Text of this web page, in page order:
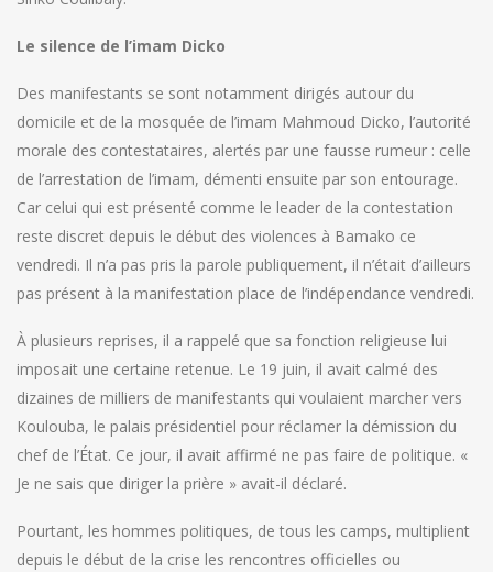
Le silence de l’imam Dicko
Des manifestants se sont notamment dirigés autour du
domicile et de la mosquée de l’imam Mahmoud Dicko, l’autorité
morale des contestataires, alertés par une fausse rumeur : celle
de l’arrestation de l’imam, démenti ensuite par son entourage.
Car celui qui est présenté comme le leader de la contestation
reste discret depuis le début des violences à Bamako ce
vendredi. Il n’a pas pris la parole publiquement, il n’était d’ailleurs
pas présent à la manifestation place de l’indépendance vendredi.
À plusieurs reprises, il a rappelé que sa fonction religieuse lui
imposait une certaine retenue. Le 19 juin, il avait calmé des
dizaines de milliers de manifestants qui voulaient marcher vers
Koulouba, le palais présidentiel pour réclamer la démission du
chef de l’État. Ce jour, il avait affirmé ne pas faire de politique. «
Je ne sais que diriger la prière » avait-il déclaré.
Pourtant, les hommes politiques, de tous les camps, multiplient
depuis le début de la crise les rencontres officielles ou